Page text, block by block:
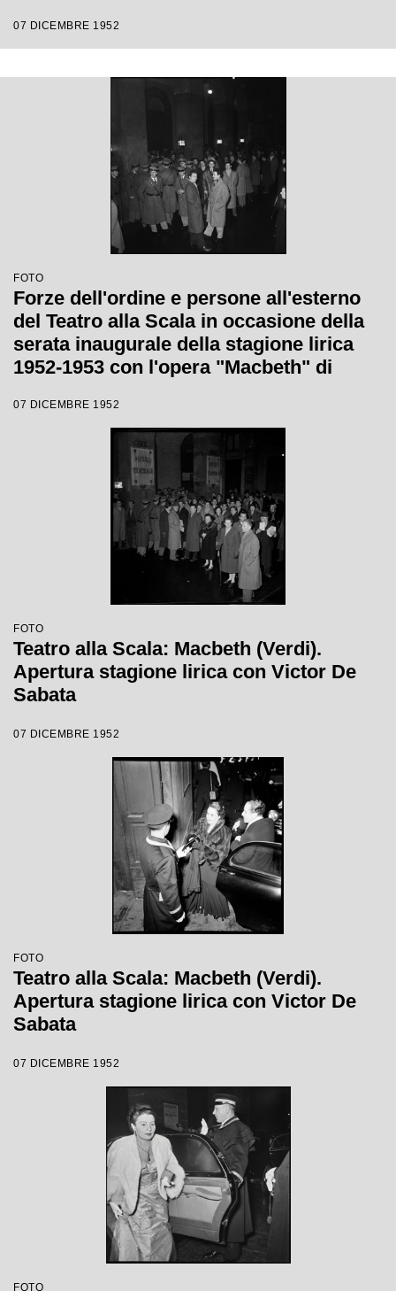
Ebert
07 DICEMBRE 1952
FOTO
Forze dell'ordine e persone all'esterno
del Teatro alla Scala in occasione della
serata inaugurale della stagione lirica
1952-1953 con l'opera "Macbeth" di
Sabata, con la regia di Carl Ebert
07 DICEMBRE 1952
FOTO
Teatro alla Scala: Macbeth (Verdi).
Apertura stagione lirica con Victor De
Sabata
07 DICEMBRE 1952
FOTO
Teatro alla Scala: Macbeth (Verdi).
Apertura stagione lirica con Victor De
Sabata
07 DICEMBRE 1952
FOTO